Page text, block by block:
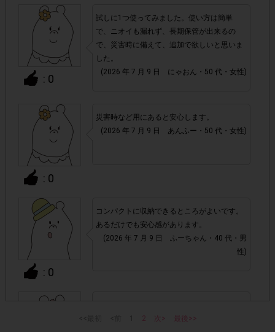
必ず商品が到着しお試しした後、アンケート回答を行
ってください。商品が到着する前に注文キャンセルをさ
れた場合ポイント付与対象外となります。
・通常のレシートを活用したサービスと異なり、レシート画
像の代わりに
明細書/適格請求書」ページ画面をそれぞれアンケート回
答時に提出いただきます。提出いただいた画像が確認できな
かった場合や、「支払明細書/適格請求書」の注文日が掲載
期間外だった場合は、ポイント付与対象外となります。
ります。実際の購入価格につきましては、変動する可能
性がございますのでAmazon.co.jpページ上の価格をご
確認ください。また、付与されるポイントは一律です。
・今回はAmazon.co.jpでの購入限定です。Amazon.co.jpの
指定数以上購入されてもポイントは一律です。
: 0
試しに1つ使ってみました。使い方は簡単
で、ニオイも漏れず、長期保管が出来るの
で、災害時に備えて、追加で欲しいと思いま
した。
(2026 年 7 月 9 日 にゃおん・50 代・女性)
: 0
災害時など用にあると安心します。
(2026 年 7 月 9 日 あんふー・50 代・女性)
: 0
コンパクトに収納できるところがよいです。
あるだけでも安心感があります。
(2026 年 7 月 9 日 ふーちゃん・40 代・男
性)
2 次> 最後>>